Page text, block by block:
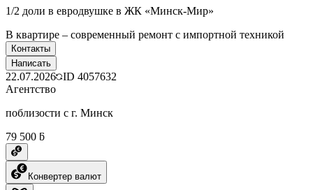
1/2 доли в евродвушке в ЖК «Минск-Мир»
В квартире – современный ремонт с импортной техникой
Контакты
Написать
22.07.2026 ID 4057632
Агентство
поблизости с г. Минск
79 500 ƃ
Конвертер валют